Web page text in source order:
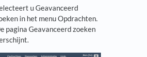
u Geavanceerd
in het menu Opdrachten.
pagina Geavanceerd zoeken